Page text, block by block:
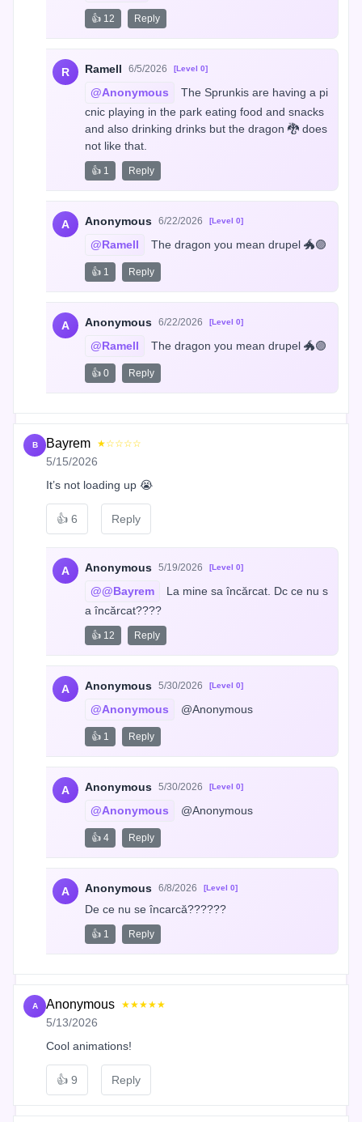
👍 12 Reply
R Ramell 6/5/2026 [Level 0]
@Anonymous
The Sprunkis are having a pi
cnic playing in the park eating food and snacks
and also drinking drinks but the dragon 🐉 does
not like that.
👍 1 Reply
A Anonymous 6/22/2026 [Level 0]
@Ramell The dragon you mean drupel 🐲🟣
👍 1 Reply
A Anonymous 6/22/2026 [Level 0]
@Ramell The dragon you mean drupel 🐲🟣
👍 0 Reply
B Bayrem ★☆☆☆☆
5/15/2026
It’s not loading up 😭
👍 6 Reply
A Anonymous 5/19/2026 [Level 0]
@@Bayrem
La mine sa încărcat. Dc ce nu s
a încărcat????
👍 12 Reply
A Anonymous 5/30/2026 [Level 0]
@Anonymous @Anonymous
👍 1 Reply
A Anonymous 5/30/2026 [Level 0]
@Anonymous @Anonymous
👍 4 Reply
A Anonymous 6/8/2026 [Level 0]
De ce nu se încarcă??????
👍 1 Reply
A Anonymous ★★★★★
5/13/2026
Cool animations!
👍 9 Reply